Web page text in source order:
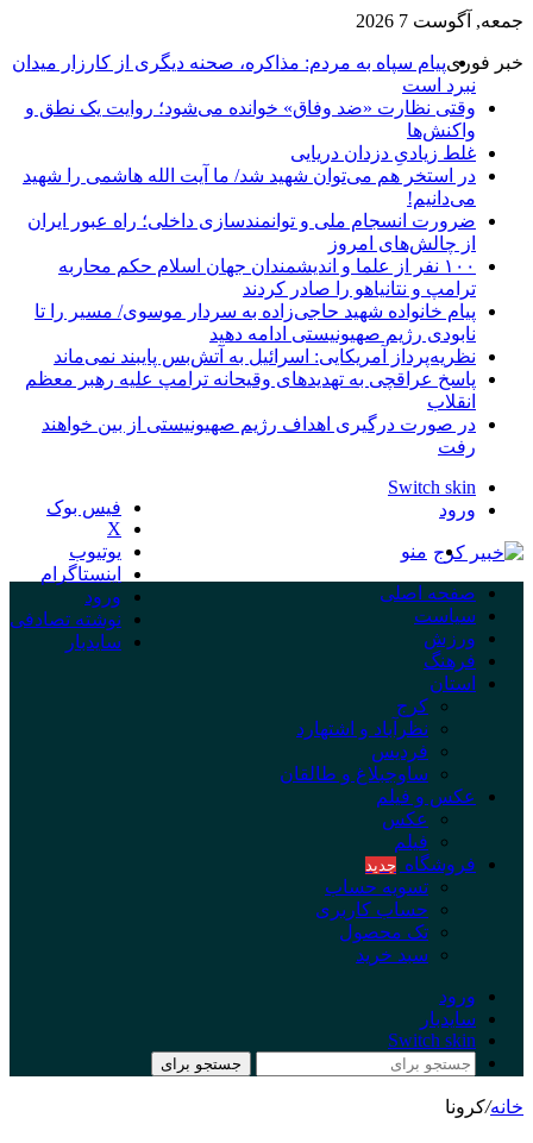
آگوست 7 2026
فوریپیام سپاه به مردم: مذاکره، صحنه دیگری از کارزار میدان
نبرد است
وقتی نظارت «ضد وفاق» خوانده می‌شود؛ روایت یک نطق و
واکنش‌ها
غلط زیادیِ دزدان دریایی
در استخر هم می‌توان شهید شد/ ما آیت الله هاشمی را شهید
می‌دانیم!
ضرورت انسجام ملی و توانمندسازی داخلی؛ راه عبور ایران
از چالش‌های امروز
۱۰۰ نفر از علما و اندیشمندان جهان اسلام حکم محاربه
ترامپ و نتانیاهو را صادر کردند
پیام خانواده شهید حاجی‌زاده به سردار موسوی/ مسیر را تا
نابودی رژیم صهیونیستی ادامه دهید
نظریه‌پرداز آمریکایی: اسرائیل به آتش‌بس پایبند نمی‌ماند
پاسخ عراقچی به تهدیدهای وقیحانه ترامپ علیه رهبر معظم
انقلاب
در صورت درگیری اهداف رژیم صهیونیستی از بین خواهند
رفت
فیس بوک
X
یوتیوب
اینستاگرام
ورود
نوشته تصادفی
سایدبار
Switch skin
ورود
منو
صفحه اصلی
سیاست
ورزش
فرهنگ
استان
کرج
نظرآباد و اشتهارد
فردیس
ساوجبلاغ و طالقان
عکس و فیلم
عکس
فیلم
فروشگاه جدید
تسویه حساب
حساب کاربری
تک محصول
سبد خرید
ورود
سایدبار
Switch skin
جستجو برای
/کرونا